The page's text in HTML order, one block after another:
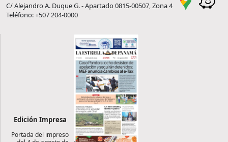
C/ Alejandro A. Duque G. - Apartado 0815-00507, Zona 4
Teléfono: +507 204-0000
Edición Impresa
Portada del impreso